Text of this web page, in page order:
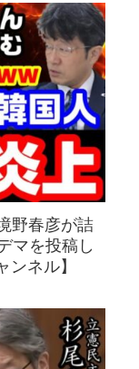
野春彦が詰
マを投稿し
ネル】